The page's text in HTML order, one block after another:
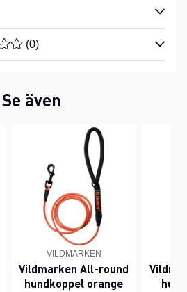
0 AV 5 ANTAL BETYG 0
(0)
Se även
VILDMARKEN
Vildmarken All-round
hundkoppel orange